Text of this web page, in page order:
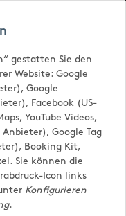
€ 65,-
€
gestatten Sie den
Website: Google
Google
Facebook (US-
YouTube Videos,
Google Tag
Booking Kit,
Sie können die
Icon links
Konfigurieren
.